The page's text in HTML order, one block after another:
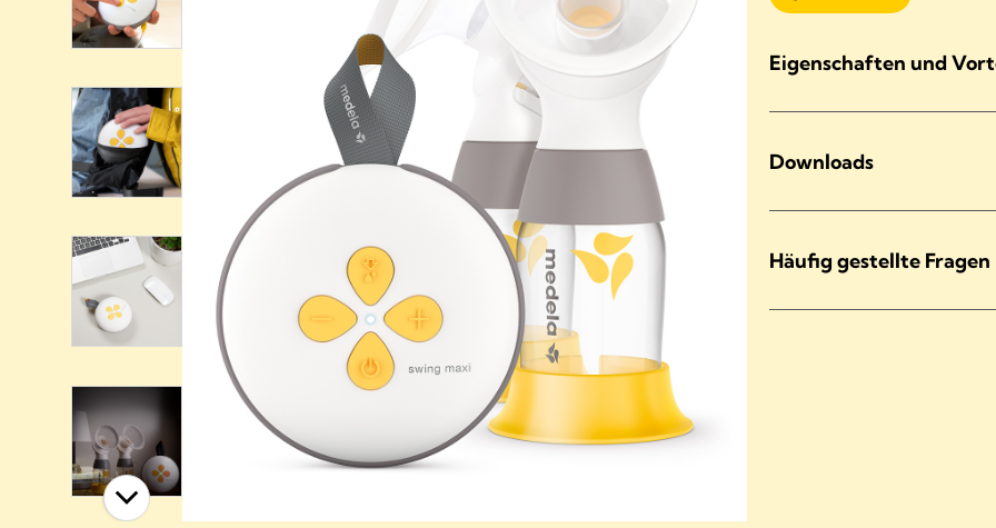
Eigenschaften und
Downloads
Häufig gestellte Fragen